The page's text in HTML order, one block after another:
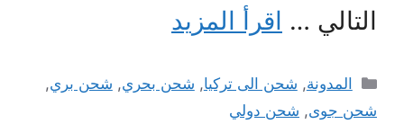
التالي … اقرأ المزيد
التصنيفات
المدونة, شحن الى تركيا, شحن بحري, شحن بري,
شحن جوى, شحن دولي